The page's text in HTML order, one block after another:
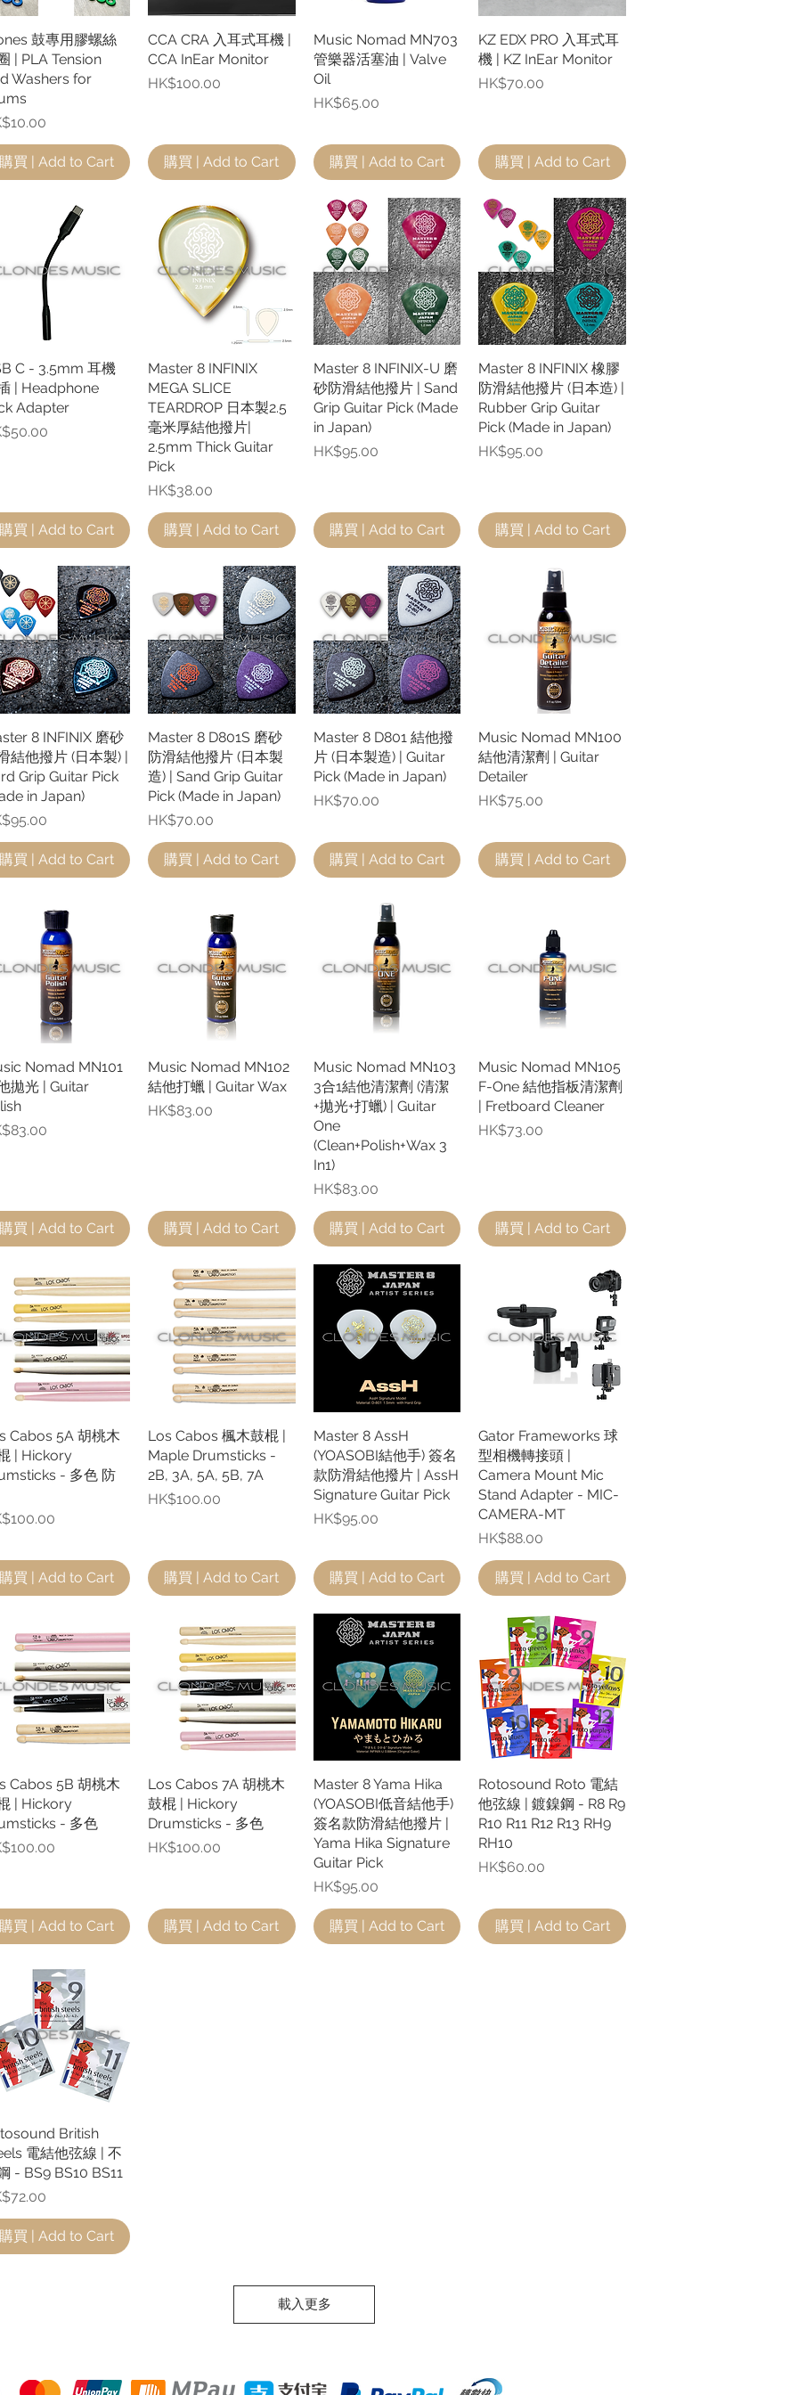
快速瀏覽
鼓專用膠螺絲
| PLA Tension
Washers for
購買 | Add to Cart
快速瀏覽
CCA CRA 入耳式耳機 |
CCA InEar Monitor
價格
HK$100.00
購買 | Add to Cart
快速瀏覽
Music Nomad MN703
管樂器活塞油 | Valve
Oil
價格
HK$65.00
購買 | Add to Cart
快速瀏覽
KZ EDX PRO 入耳式耳
機 | KZ InEar Monitor
價格
HK$70.00
購買 | Add to Cart
快速瀏覽
C - 3.5mm 耳機
| Headphone
Adapter
購買 | Add to Cart
快速瀏覽
Master 8 INFINIX
MEGA SLICE
TEARDROP 日本製2.5
毫米厚結他撥片|
2.5mm Thick Guitar
Pick
價格
HK$38.00
購買 | Add to Cart
快速瀏覽
Master 8 INFINIX-U 磨
砂防滑結他撥片 | Sand
Grip Guitar Pick (Made
in Japan)
價格
HK$95.00
購買 | Add to Cart
快速瀏覽
Master 8 INFINIX 橡膠
防滑結他撥片 (日本造) |
Rubber Grip Guitar
Pick (Made in Japan)
價格
HK$95.00
購買 | Add to Cart
快速瀏覽
8 INFINIX 磨砂
結他撥片 (日本製) |
Grip Guitar Pick
in Japan)
購買 | Add to Cart
快速瀏覽
Master 8 D801S 磨砂
防滑結他撥片 (日本製
造) | Sand Grip Guitar
Pick (Made in Japan)
價格
HK$70.00
購買 | Add to Cart
快速瀏覽
Master 8 D801 結他撥
片 (日本製造) | Guitar
Pick (Made in Japan)
價格
HK$70.00
購買 | Add to Cart
快速瀏覽
Music Nomad MN100
結他清潔劑 | Guitar
Detailer
價格
HK$75.00
購買 | Add to Cart
快速瀏覽
Nomad MN101
拋光 | Guitar
購買 | Add to Cart
快速瀏覽
Music Nomad MN102
結他打蠟 | Guitar Wax
價格
HK$83.00
購買 | Add to Cart
快速瀏覽
Music Nomad MN103
3合1結他清潔劑 (清潔
+拋光+打蠟) | Guitar
One
(Clean+Polish+Wax 3
In1)
價格
HK$83.00
購買 | Add to Cart
快速瀏覽
Music Nomad MN105
F-One 結他指板清潔劑
| Fretboard Cleaner
價格
HK$73.00
購買 | Add to Cart
快速瀏覽
Cabos 5A 胡桃木
| Hickory
- 多色 防
購買 | Add to Cart
快速瀏覽
Los Cabos 楓木鼓棍 |
Maple Drumsticks -
2B, 3A, 5A, 5B, 7A
價格
HK$100.00
購買 | Add to Cart
快速瀏覽
Master 8 AssH
(YOASOBI結他手) 簽名
款防滑結他撥片 | AssH
Signature Guitar Pick
價格
HK$95.00
購買 | Add to Cart
快速瀏覽
Gator Frameworks 球
型相機轉接頭 |
Camera Mount Mic
Stand Adapter - MIC-
CAMERA-MT
價格
HK$88.00
購買 | Add to Cart
快速瀏覽
Cabos 5B 胡桃木
| Hickory
- 多色
購買 | Add to Cart
快速瀏覽
Los Cabos 7A 胡桃木
鼓棍 | Hickory
Drumsticks - 多色
價格
HK$100.00
購買 | Add to Cart
快速瀏覽
Master 8 Yama Hika
(YOASOBI低音結他手)
簽名款防滑結他撥片 |
Yama Hika Signature
Guitar Pick
價格
HK$95.00
購買 | Add to Cart
快速瀏覽
Rotosound Roto 電結
他弦線 | 鍍鎳鋼 - R8 R9
R10 R11 R12 R13 RH9
RH10
價格
HK$60.00
購買 | Add to Cart
快速瀏覽
British
電結他弦線 | 不
- BS9 BS10 BS11
購買 | Add to Cart
載入更多